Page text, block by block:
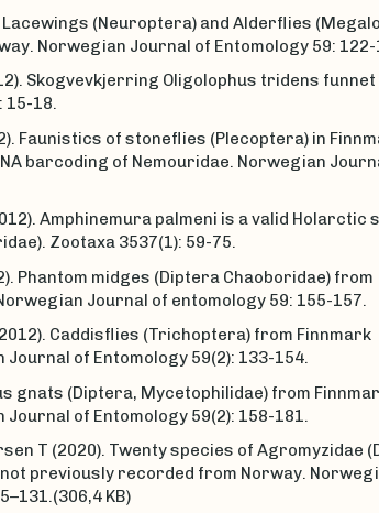
Lacewings (Neuroptera) and Alderflies
Norwegian Journal of Entomology 59: 122-
Skogvevkjerring Oligolophus tridens funnet
15-18.
Faunistics of stoneflies (Plecoptera) in
barcoding of Nemouridae. Norwegian
Amphinemura palmeni is a valid Holarctic
Zootaxa 3537(1): 59-75.
Phantom midges (Diptera Chaoboridae) from
Journal of entomology 59: 155-157.
Caddisflies (Trichoptera) from Finnmark
of Entomology 59(2): 133-154.
gnats (Diptera, Mycetophilidae) from
of Entomology 59(2): 158-181.
T (2020). Twenty species of Agromyzidae
previously recorded from Norway.
KB)